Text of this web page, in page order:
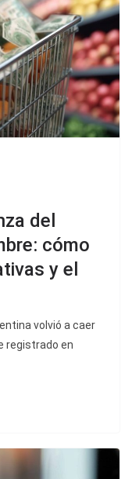
del
cómo
y el
volvió a caer
registrado en